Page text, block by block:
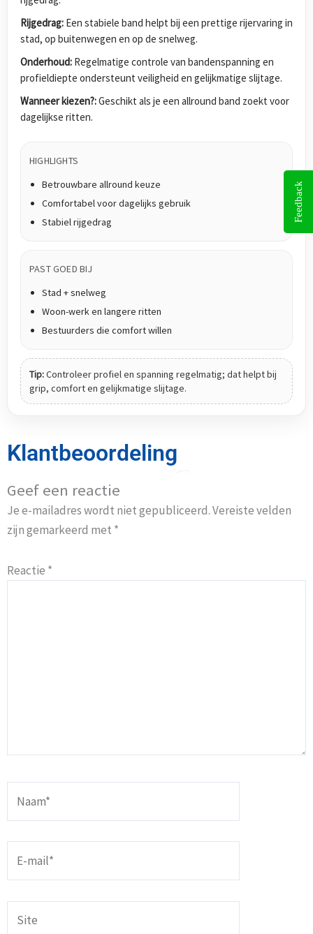
Rijgedrag: Een stabiele band helpt bij een prettige rijervaring in
stad, op buitenwegen en op de snelweg.
Onderhoud: Regelmatige controle van bandenspanning en
profieldiepte ondersteunt veiligheid en gelijkmatige slijtage.
Wanneer kiezen?:Geschikt als je een allround band zoekt voor
dagelijkse ritten.
HIGHLIGHTS
Betrouwbare allround keuze
Comfortabel voor dagelijks gebruik
Stabiel rijgedrag
PAST GOED BIJ
Stad + snelweg
Woon-werk en langere ritten
Bestuurders die comfort willen
Tip:Controleer profiel en spanning regelmatig; dat helpt bij
grip, comfort en gelijkmatige slijtage.
Klantbeoordeling
Geef een reactie
Je e-mailadres wordt niet gepubliceerd.Vereiste velden
zijn gemarkeerd met *
Reactie *
mail*
Feedback